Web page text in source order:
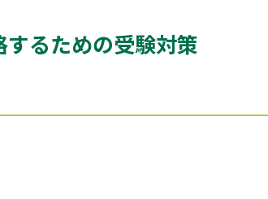
るための受験対策